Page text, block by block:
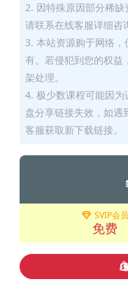
2. 因特殊原因部分稀
请联系在线客服详细咨
3. 本站资源购于网络
有。若侵犯到您的权益
架处理。
4. 极少数课程可能因
盘分享链接失效，如遇
客服获取新下载链接。
SVIP会员
免费